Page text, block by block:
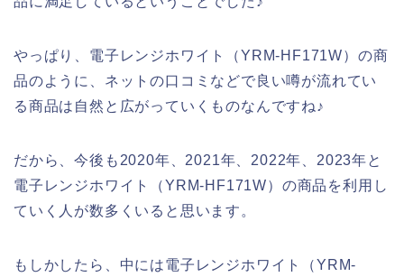
やっぱり、電子レンジホワイト（YRM-HF171W）の商
品のように、ネットの口コミなどで良い噂が流れてい
る商品は自然と広がっていくものなんですね♪
だから、今後も2020年、2021年、2022年、2023年と
電子レンジホワイト（YRM-HF171W）の商品を利用し
ていく人が数多くいると思います。
もしかしたら、中には電子レンジホワイト（YRM-